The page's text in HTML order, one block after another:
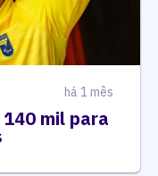
há 1 mês
mil para